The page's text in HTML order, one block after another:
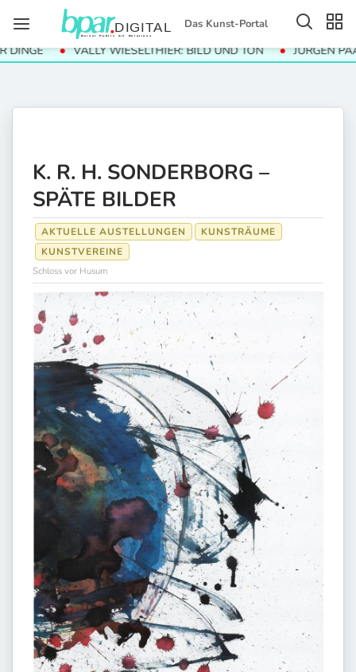
Das Kunst-Portal
VALLY WIESELTHIER: BILD UND TON JÜRGEN PAAS
K. R. H. SONDERBORG –
SPÄTE BILDER
AKTUELLE AUSTELLUNGEN
KUNSTRÄUME
KUNSTVEREINE
Schloss vor Husum